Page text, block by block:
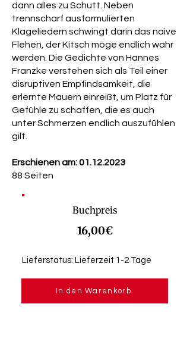
dann alles zu Schutt. Neben
trennscharf ausformulierten
Klageliedern schwingt darin das naive
Flehen, der Kitsch möge endlich wahr
werden. Die Gedichte von Hannes
Franzke verstehen sich als Teil einer
disruptiven Empfindsamkeit, die
erlernte Mauern einreißt, um Platz für
Gefühle zu schaffen, die es auch
unter Schmerzen endlich auszufühlen
gilt.
Erschienen am:01.12.2023
88 Seiten
Buchpreis
16,00€
Lieferstatus: Lieferzeit 1-2 Tage
In den Warenkorb